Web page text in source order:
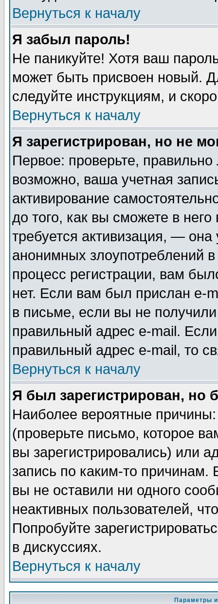
Вернуться к началу
Я забыл пароль!
Не паникуйте! Хотя ваш
может быть присвоен новый.
следуйте инструкциям, и
Вернуться к началу
Я зарегистрирован, но не
Первое: проверьте,
возможно, ваша учетная
активирование
до того, как вы сможете в
требуется активизация, —
анонимных злоупотреблений
процесс регистрации, вам
нет. Если вам был прислан e-
в письме, если вы не
правильный адрес e-mail.
правильный адрес e-mail, то
Вернуться к началу
Я был зарегистрирован, но
Наиболее вероятные
(проверьте письмо, которое
вы зарегистрировались) или
запись по каким-то причинам.
вы не оставили ни одного
неактивных пользователей,
Попробуйте
в дискуссиях.
Вернуться к началу
Параметры